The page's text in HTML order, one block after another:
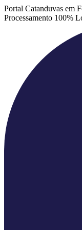
Portal Catanduvas em
Processamento 100%